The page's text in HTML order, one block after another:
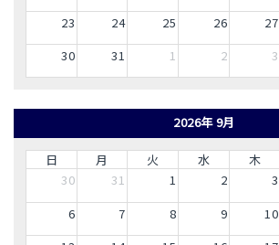
23
24 25 26 27
30
31 1 2 3
2026年 9月
日 月 火 水 木
30
31 1 2 3
6
7 8 9 10